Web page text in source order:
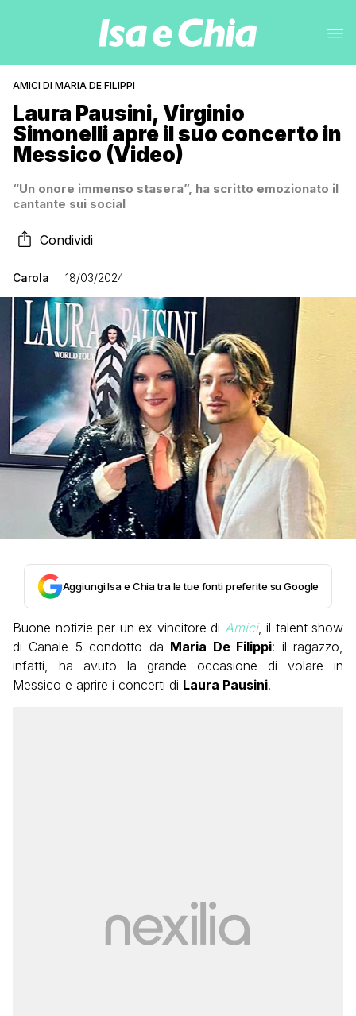
AMICI DI MARIA DE FILIPPI
Laura Pausini, Virginio
Simonelli apre il suo concerto in
Messico (Video)
“Un onore immenso stasera”, ha scritto emozionato il
cantante sui social
Condividi
Carola 18/03/2024
Aggiungi Isa e Chia tra le tue fonti preferite su Google
Buone notizie per un ex vincitore di Amici, il talent show
di Canale 5 condotto da Maria De Filippi: il ragazzo,
infatti, ha avuto la grande occasione di volare in
Messico e aprire i concerti di Laura Pausini.